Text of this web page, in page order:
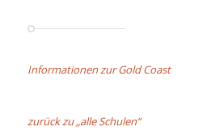
Informationen zur Gold Coast
zurück zu „alle Schulen“